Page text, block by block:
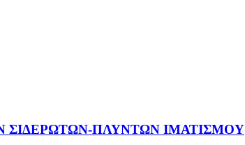
ΠΛΥΝΤΩΝ ΙΜΑΤΙΣΜΟΥ